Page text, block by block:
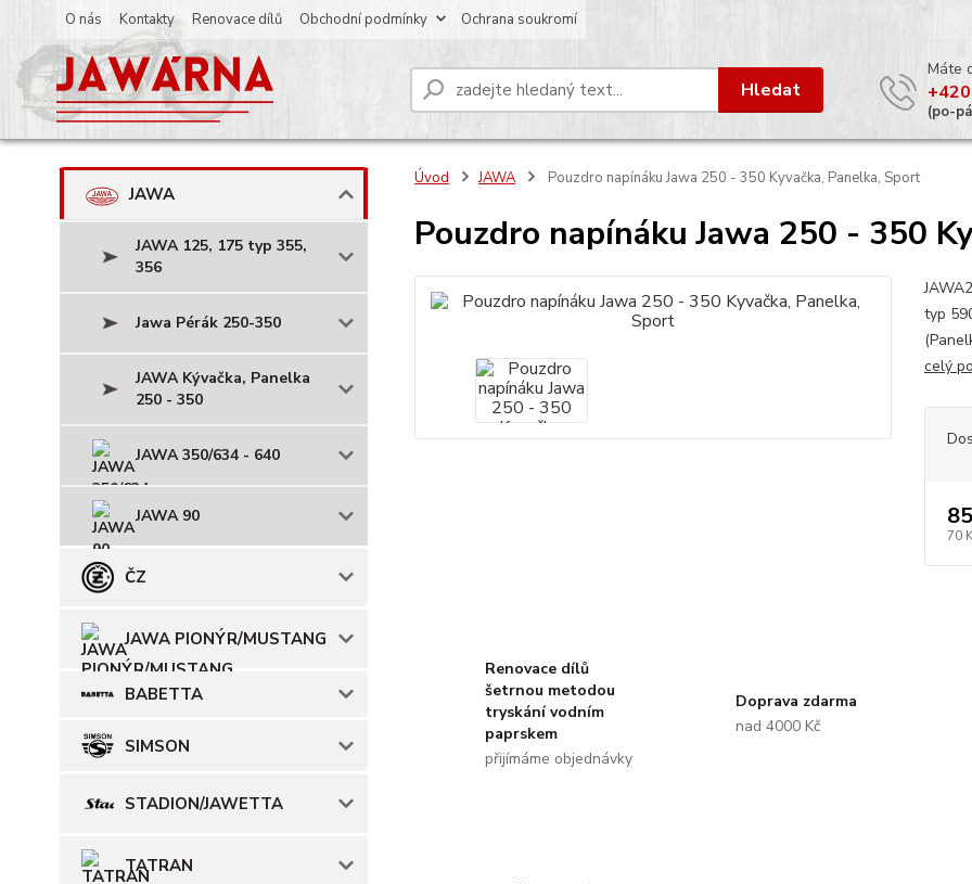
O nás Kontakty Renovace dílů Obchodní podmínky Ochrana soukromí
Hledat
Máte
(po-
JAWA
JAWA 125, 175 typ 355,
356
Jawa Pérák 250-350
JAWA Kývačka, Panelka
250 - 350
JAWA 350/634 - 640
JAWA 90
ČZ
JAWA PIONÝR/MUSTANG
BABETTA
SIMSON
STADION/JAWETTA
TATRAN
Úvod JAWA Pouzdro napínáku Jawa 250 - 350 Kyvačka, Panelka, Sport
Pouzdro napínáku Jawa 250 - 350
typ
celý
70
Renovace dílů
šetrnou metodou
tryskání vodním
paprskem
přijímáme objednávky
Doprava zdarma
nad 4000 Kč